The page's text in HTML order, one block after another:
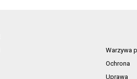
Warzywa
Ochrona
Uprawa